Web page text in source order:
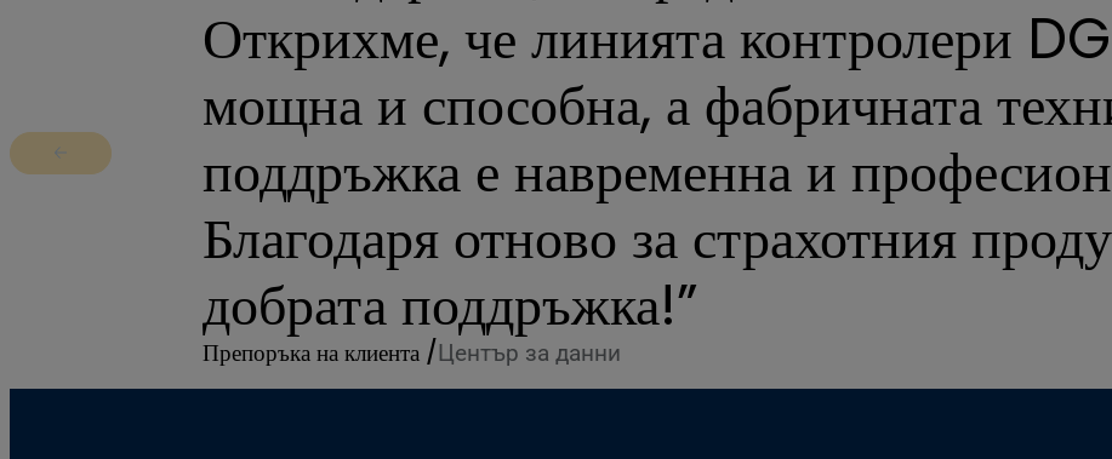
Открихме, че линията контролери
мощна и способна, а фабричната
поддръжка е навременна и
Благодаря отново за страхотния
добрата поддръжка!”
Препоръка на клиента /Център за данни
Return to previous slide